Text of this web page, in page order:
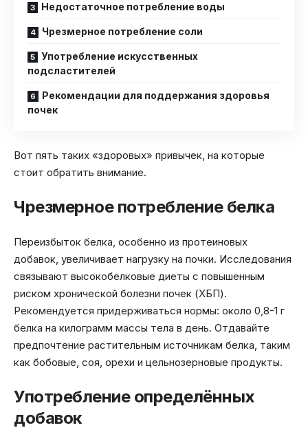
Недостаточное потребление воды
Чрезмерное потребление соли
Употребление искусственных
подсластителей
Рекомендации для поддержания здоровья
почек
Вот пять таких «здоровых» привычек, на которые
стоит обратить внимание.
Чрезмерное потребление белка
Переизбыток белка, особенно из протеиновых
добавок, увеличивает нагрузку на почки. Исследования
связывают высокобелковые диеты с повышенным
риском хронической болезни почек (ХБП).
Рекомендуется придерживаться нормы: около 0,8-1 г
белка на килограмм массы тела в день. Отдавайте
предпочтение растительным источникам белка, таким
как бобовые, соя, орехи и цельнозерновые продукты.
Употребление определённых
добавок